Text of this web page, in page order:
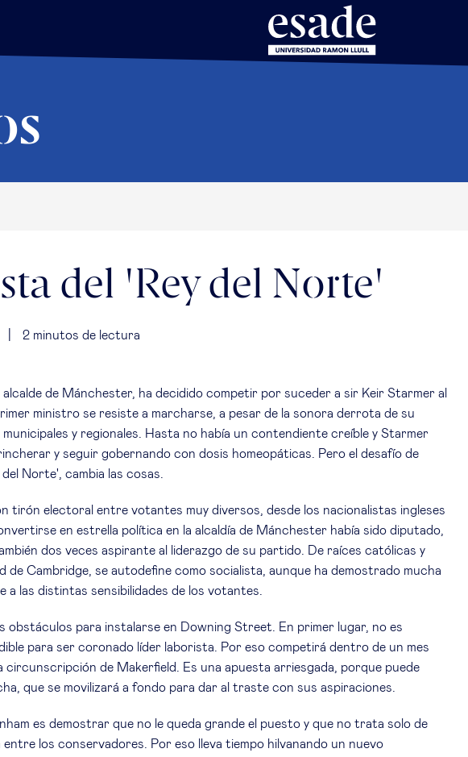
del 'Rey del Norte'
2 minutos de lectura
de Mánchester, ha decidido competir por suceder a sir Keir Starmer al
ministro se resiste a marcharse, a pesar de la sonora derrota de su
y regionales. Hasta no había un contendiente creíble y Starmer
y seguir gobernando con dosis homeopáticas. Pero el desafío de
Norte', cambia las cosas.
tirón electoral entre votantes muy diversos, desde los nacionalistas ingleses
en estrella política en la alcaldía de Mánchester había sido diputado,
dos veces aspirante al liderazgo de su partido. De raíces católicas y
de Cambridge, se autodefine como socialista, aunque ha demostrado mucha
a las distintas sensibilidades de los votantes.
obstáculos para instalarse en Downing Street. En primer lugar, no es
para ser coronado líder laborista. Por eso competirá dentro de un mes
circunscripción de Makerfield. Es una apuesta arriesgada, porque puede
que se movilizará a fondo para dar al traste con sus aspiraciones.
es demostrar que no le queda grande el puesto y que no trata solo de
los conservadores. Por eso lleva tiempo hilvanando un nuevo